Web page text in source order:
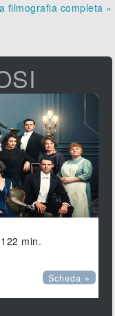
filmografia completa »
min.
Scheda »